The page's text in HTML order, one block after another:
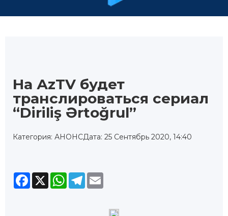
На АzTV будет
транслироваться сериал
“Diriliş Ərtoğrul”
Категория: АНОНСДата: 25 Сентябрь 2020, 14:40
Facebook
X WhatsApp
Telegram